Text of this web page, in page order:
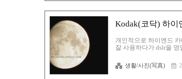
Kodak(코닥) 하이
개인적으로 하이엔드
잘 사용하다가 dslr을
기도 그렇고 해서 베란
사진을 찍었습니다. 순
생활/사진(写真)